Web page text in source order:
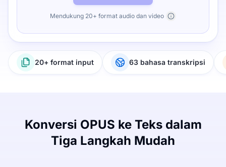
Mendukung 20+ format audio dan video
20+ format input 63 bahasa transkripsi
Konversi OPUS ke Teks dalam
Tiga Langkah Mudah